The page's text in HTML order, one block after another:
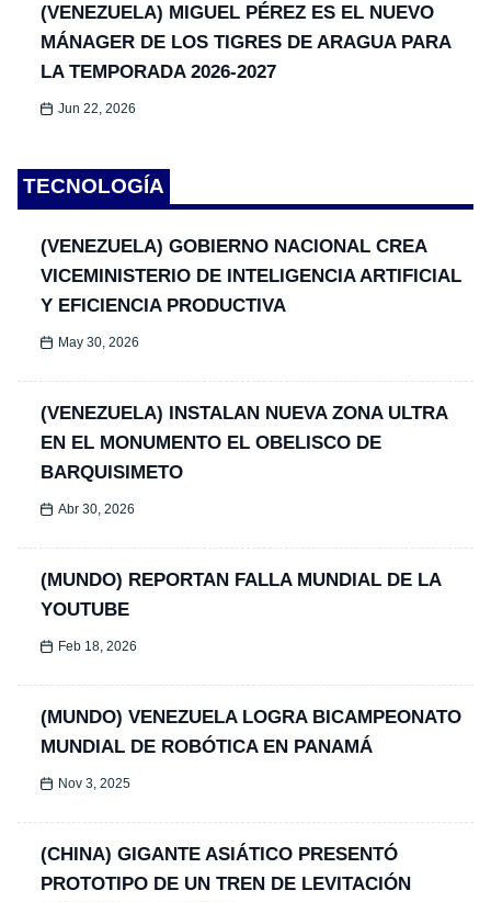
(VENEZUELA) MIGUEL PÉREZ ES EL NUEVO
MÁNAGER DE LOS TIGRES DE ARAGUA PARA
LA TEMPORADA 2026-2027
Jun 22, 2026
TECNOLOGÍA
(VENEZUELA) GOBIERNO NACIONAL CREA
VICEMINISTERIO DE INTELIGENCIA ARTIFICIAL
Y EFICIENCIA PRODUCTIVA
May 30, 2026
(VENEZUELA) INSTALAN NUEVA ZONA ULTRA
EN EL MONUMENTO EL OBELISCO DE
BARQUISIMETO
Abr 30, 2026
(MUNDO) REPORTAN FALLA MUNDIAL DE LA
YOUTUBE
Feb 18, 2026
(MUNDO) VENEZUELA LOGRA BICAMPEONATO
MUNDIAL DE ROBÓTICA EN PANAMÁ
Nov 3, 2025
(CHINA) GIGANTE ASIÁTICO PRESENTÓ
PROTOTIPO DE UN TREN DE LEVITACIÓN